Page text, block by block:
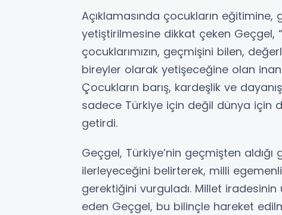
Açıklamasında çocukların
yetiştirilmesine dikkat çeken Geçgel,
çocuklarımızın, geçmişini bilen,
bireyler olarak yetişeceğine olan
Çocukların barış, kardeşlik ve
sadece Türkiye için değil dünya için
getirdi.
Geçgel, Türkiye’nin geçmişten
ilerleyeceğini belirterek, milli
gerektiğini vurguladı. Millet
eden Geçgel, bu bilinçle hareket